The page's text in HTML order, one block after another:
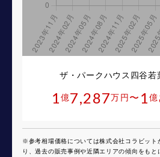
ザ・パークハウス四谷若
1億7,287万円 〜 1億
※参考相場価格については株式会社コラビット
り、過去の販売事例や近隣エリアの傾向をも